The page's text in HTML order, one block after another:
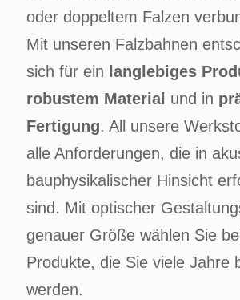
oder doppeltem Falzen
Mit unseren Falzbahnen
sich für ein langlebiges
robustem Material und in
Fertigung. All unsere
alle Anforderungen, die in
bauphysikalischer Hinsicht
sind. Mit optischer
genauer Größe wählen Sie
Produkte, die Sie viele Jahre
werden.